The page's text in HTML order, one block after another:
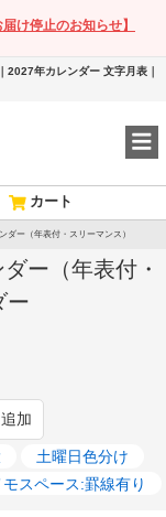
け停止のお知らせ】
年カレンダー 文字月表｜
カート
ダー（年表付・スリーマンス）
ー（年表付・
ー
加
土曜日色分け
モスペース:罫線有り